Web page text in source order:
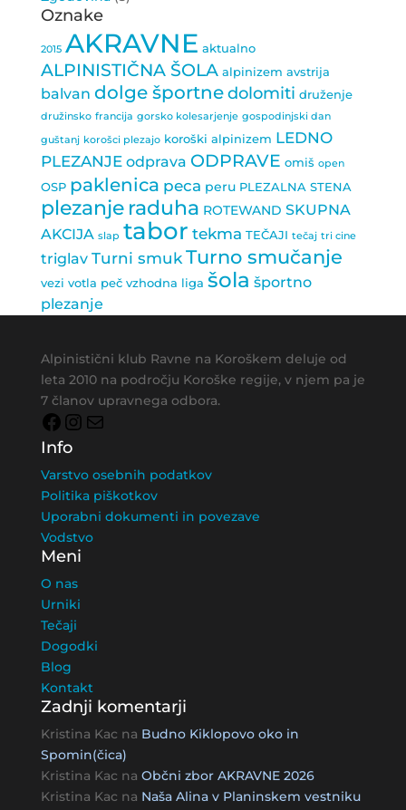
Oznake
2015 AKRAVNE aktualno
ALPINISTIČNA ŠOLA alpinizem avstrija
balvan dolge športnedolomiti druženje
družinsko francija gorsko kolesarjenje gospodinjski dan
guštanj korošci plezajo koroški alpinizem LEDNO
PLEZANJE odprava ODPRAVE omiš open
OSP paklenica peca peru PLEZALNA STENA
plezanje raduha ROTEWAND SKUPNA
AKCIJA slap tabor tekma TEČAJI tečaj tri cine
triglav Turni smuk Turno smučanje
vezi votla peč vzhodna liga šola športno
plezanje
Alpinistični klub Ravne na Koroškem deluje od
leta 2010 na področju Koroške regije, v njem pa je
7 članov upravnega odbora.
Facebook
Instagram
Info
Varstvo osebnih podatkov
Politika piškotkov
Uporabni dokumenti in povezave
Vodstvo
Meni
O nas
Urniki
Tečaji
Dogodki
Blog
Kontakt
Zadnji komentarji
Kristina Kac na Budno Kiklopovo oko in
Spomin(čica)
Kristina Kac na Občni zbor AKRAVNE 2026
Kristina Kac na Naša Alina v Planinskem vestniku